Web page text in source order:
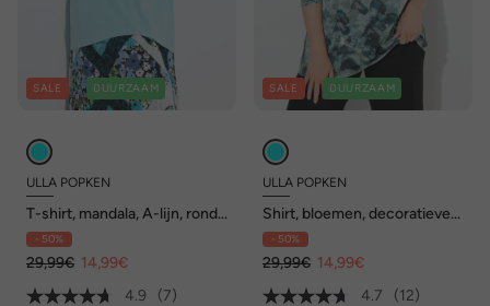
SALE DUURZAAM
ULLA POPKEN
T-shirt, mandala, A-lijn, ronde
hals, halflange mouw
- 50%
29,99€ 14,99€
4.9
(7)
SALE DUURZAAM
ULLA POPKEN
Shirt, bloemen, decoratieve
plooien, A-lijn, ronde hals,
3/4-mouwen
- 50%
29,99€ 14,99€
4.7
(12)